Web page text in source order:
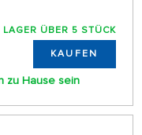
LAGER ÜBER 5 STÜCK
KAUFEN
zu Hause sein